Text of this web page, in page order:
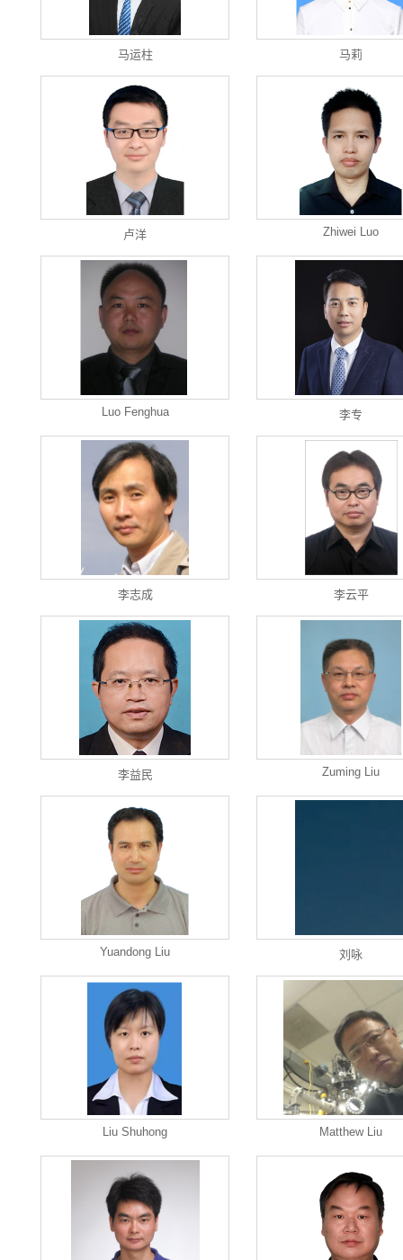
马运柱 马莉
卢洋 Zhiwei Luo
Luo Fenghua 李专
李志成 李云平
李益民 Zuming Liu
Yuandong Liu 刘咏
Liu Shuhong Matthew Liu